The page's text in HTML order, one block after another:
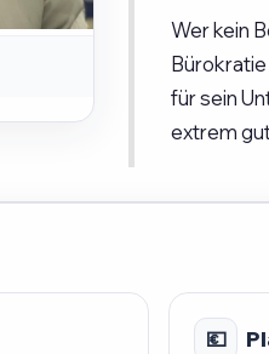
Wer kein
für sein
extrem
💶